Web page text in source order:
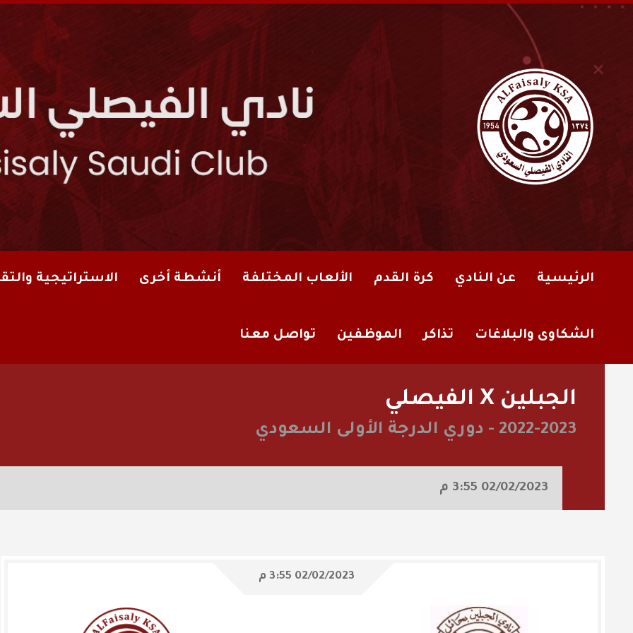
الرئيسية عن النادي كرة القدم الألعاب المختلفة أنشطة أخرى الاستراتيجية
الشكاوى والبلاغات تذاكر الموظفين تواصل معنا
الجبلين X الفيصلي
2022-2023
- دوري الدرجة الأولى السعودي
02/02/2023
02/02/2023